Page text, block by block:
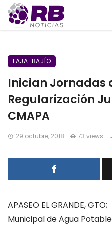
LAJA-BAJÍO
Inician Jornadas
Regularización
CMAPA
29 octubre, 2018 73 views
APASEO EL GRANDE,
Municipal de Agua